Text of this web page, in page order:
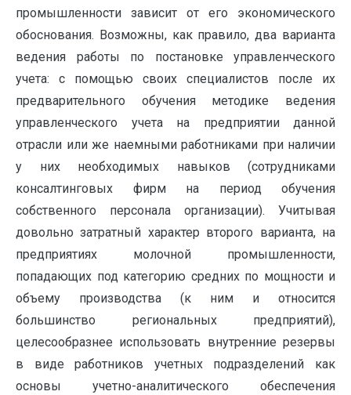
промышленности зависит от его экономического
обоснования. Возможны, как правило, два варианта
ведения работы по постановке управленческого
учета: с помощью своих специалистов после их
предварительного обучения методике ведения
управленческого учета на предприятии данной
отрасли или же наемными работниками при наличии
у них необходимых навыков (сотрудниками
консалтинговых фирм на период обучения
собственного персонала организации). Учитывая
довольно затратный характер второго варианта, на
предприятиях молочной промышленности,
попадающих под категорию средних по мощности и
объему производства (к ним и относится
большинство региональных предприятий),
целесообразнее использовать внутренние резервы
в виде работников учетных подразделений как
основы учетно-аналитического обеспечения